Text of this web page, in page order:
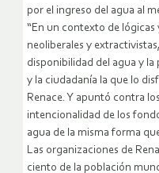
por el ingreso del agua al
“En un contexto de lógicas
neoliberales y
disponibilidad del agua y la
y la ciudadanía la que lo
Renace. Y apuntó contra
intencionalidad de los
agua de la misma forma
Las organizaciones de
ciento de la población